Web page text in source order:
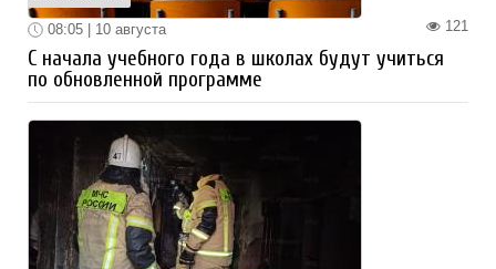
121
08:05 | 10 августа
С начала учебного года в школах будут учиться
по обновленной программе